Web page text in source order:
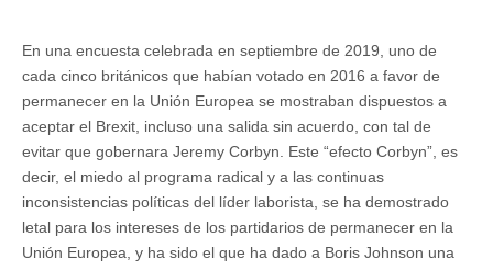
En una encuesta celebrada en septiembre de 2019, uno de
cada cinco británicos que habían votado en 2016 a favor de
permanecer en la Unión Europea se mostraban dispuestos a
aceptar el Brexit, incluso una salida sin acuerdo, con tal de
evitar que gobernara Jeremy Corbyn. Este “efecto Corbyn”, es
decir, el miedo al programa radical y a las continuas
inconsistencias políticas del líder laborista, se ha demostrado
letal para los intereses de los partidarios de permanecer en la
Unión Europea, y ha sido el que ha dado a Boris Johnson una